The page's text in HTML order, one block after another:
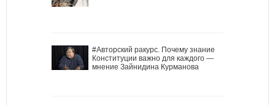
#Авторский ракурс. Почему знание
Конституции важно для каждого —
мнение Зайнидина Курманова